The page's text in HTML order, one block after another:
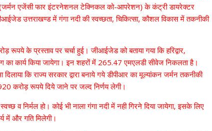
एजेंसी फार इंटरनेशनल टेक्निकल को-आपरेशन) के कंट्री डायरेक्टर
उत्तराखण्ड में गंगा नदी की स्वच्छता, चिकित्सा, कौशल विकास में तकनीकी
के प्रस्ताव पर चर्चा हुई। जीआईजेड को बताया गया कि हरिद्वार,
कार्य किया जायेगा। इन शहरों में 265.47 एमएलडी सीवेज निकलता है।
कि राज्य सरकार द्वारा बनाये गये डीपीआर का मूल्यांकन जर्मन तकनीकी
करोड़ रूपये दिये जाने पर जल्द निर्णय लेगी।
व निर्मल हो। कोई भी नाला गंगा नदी में नही गिरने दिया जायेगा, इसके लिए
में और गति मिलेगी।